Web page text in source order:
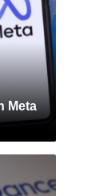
Meta